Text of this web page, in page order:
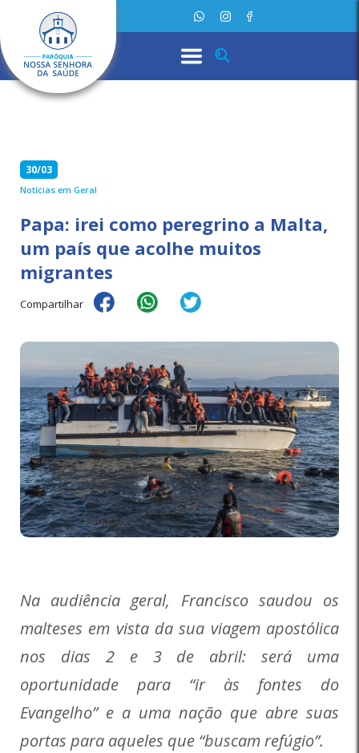
30/03
Notícias em Geral
Papa: irei como peregrino a Malta,
um país que acolhe muitos
migrantes
Compartilhar
Na audiência geral, Francisco saudou os
malteses em vista da sua viagem apostólica
nos dias 2 e 3 de abril: será uma
oportunidade para “ir às fontes do
Evangelho” e a uma nação que abre suas
portas para aqueles que “buscam refúgio”.